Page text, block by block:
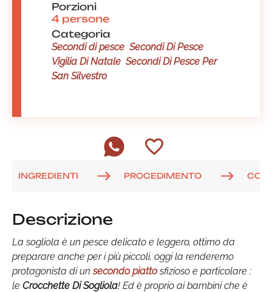
Porzioni
4 persone
Categoria
Secondi di pesce Secondi Di Pesce
Vigilia Di Natale Secondi Di Pesce Per
San Silvestro
INGREDIENTI PROCEDIMENTO
Descrizione
La sogliola è un pesce delicato e leggero, ottimo da
preparare anche per i più piccoli, oggi la renderemo
protagonista di unsecondo piattosfizioso e particolare :
le Crocchette Di Sogliola! Ed è proprio ai bambini che è